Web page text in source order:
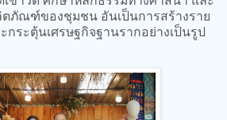
ภัณฑ์ของชุมชน อันเป็นการสร้างราย
ระตุ้นเศรษฐกิจฐานรากอย่างเป็นรูป